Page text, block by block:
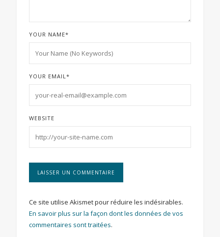
YOUR NAME*
YOUR EMAIL*
WEBSITE
Ce site utilise Akismet pour réduire les indésirables.
En savoir plus sur la façon dont les données de vos
commentaires sont traitées.